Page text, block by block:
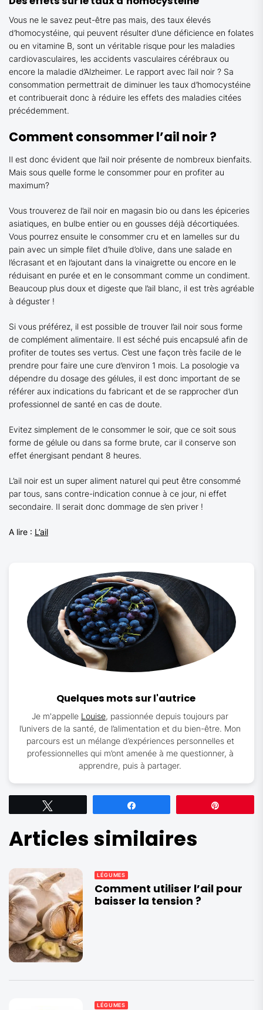
Vous ne le savez peut-être pas mais, des taux élevés
d’homocystéine, qui peuvent résulter d’une déficience en folates
ou en vitamine B, sont un véritable risque pour les maladies
cardiovasculaires, les accidents vasculaires cérébraux ou
encore la maladie d’Alzheimer. Le rapport avec l’ail noir ? Sa
consommation permettrait de diminuer les taux d’homocystéine
et contribuerait donc à réduire les effets des maladies citées
précédemment.
Comment consommer l’ail noir ?
Il est donc évident que l’ail noir présente de nombreux bienfaits.
Mais sous quelle forme le consommer pour en profiter au
maximum?
Vous trouverez de l’ail noir en magasin bio ou dans les épiceries
asiatiques, en bulbe entier ou en gousses déjà décortiquées.
Vous pourrez ensuite le consommer cru et en lamelles sur du
pain avec un simple filet d’huile d’olive, dans une salade en
l’écrasant et en l’ajoutant dans la vinaigrette ou encore en le
réduisant en purée et en le consommant comme un condiment.
Beaucoup plus doux et digeste que l’ail blanc, il est très agréable
à déguster !
Si vous préférez, il est possible de trouver l’ail noir sous forme
de complément alimentaire. Il est séché puis encapsulé afin de
profiter de toutes ses vertus. C’est une façon très facile de le
prendre pour faire une cure d’environ 1 mois. La posologie va
dépendre du dosage des gélules, il est donc important de se
référer aux indications du fabricant et de se rapprocher d’un
professionnel de santé en cas de doute.
Evitez simplement de le consommer le soir, que ce soit sous
forme de gélule ou dans sa forme brute, car il conserve son
effet énergisant pendant 8 heures.
L’ail noir est un super aliment naturel qui peut être consommé
par tous, sans contre-indication connue à ce jour, ni effet
secondaire. Il serait donc dommage de s’en priver !
A lire : L’ail
Quelques mots sur l'autrice
Je m'appelle Louise, passionnée depuis toujours par
l’univers de la santé, de l’alimentation et du bien-être. Mon
parcours est un mélange d’expériences personnelles et
professionnelles qui m’ont amenée à me questionner, à
apprendre, puis à partager.
Articles similaires
LÉGUMES
Comment utiliser l’ail pour
baisser la tension ?
LÉGUMES